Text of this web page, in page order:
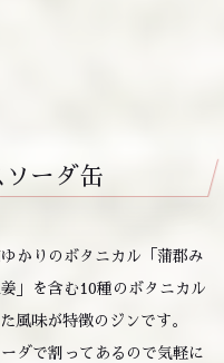
ーダ缶
かりのボタニカル「蒲郡み
」を含む10種のボタニカル
風味が特徴のジンです。
ダで割ってあるので気軽に